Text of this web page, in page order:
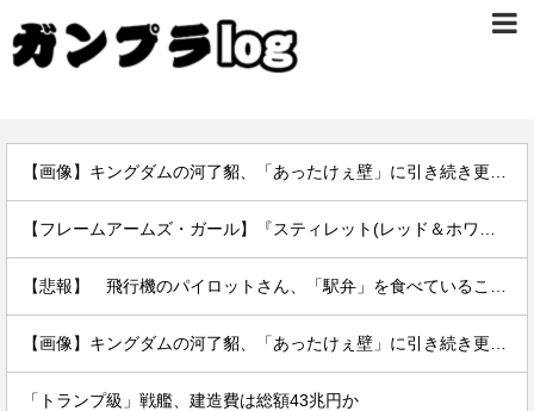
「トランプ級」戦艦、建造費は総額43兆円か